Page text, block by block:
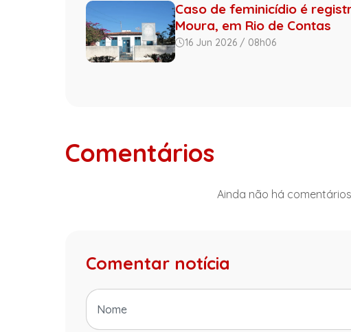
Caso de feminicídio é
Moura, em Rio de Contas
16 Jun 2026 / 08h06
Comentários
Ainda não há
Comentar notícia